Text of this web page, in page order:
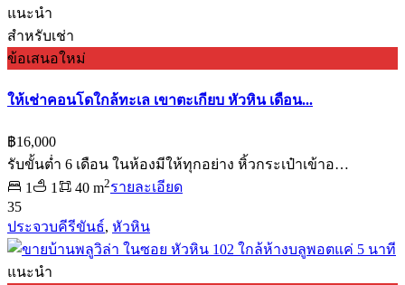
แนะนำ
สำหรับเช่า
ข้อเสนอใหม่
ให้เช่าคอนโดใกล้ทะเล เขาตะเกียบ หัวหิน เดือน...
฿16,000
รับขั้นต่ำ 6 เดือน ในห้องมีให้ทุกอย่าง หิ้วกระเป๋าเข้าอ…
1
1 40 m2รายละเอียด
35
ประจวบคีรีขันธ์, หัวหิน
แนะนำ